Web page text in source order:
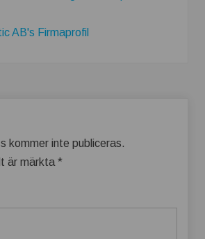
AB's Firmaprofil
kommer inte publiceras.
är märkta *